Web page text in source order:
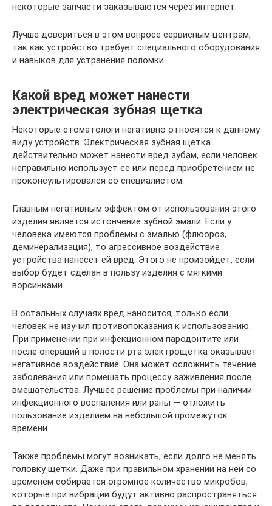
некоторые запчасти заказываются через интернет.
Лучше довериться в этом вопросе сервисным центрам,
так как устройство требует специального оборудования
и навыков для устранения поломки.
Какой вред может нанести
электрическая зубная щетка
Некоторые стоматологи негативно относятся к данному
виду устройств. Электрическая зубная щетка
действительно может нанести вред зубам, если человек
неправильно использует ее или перед приобретением не
проконсультировался со специалистом.
Главным негативным эффектом от использования этого
изделия является истончение зубной эмали. Если у
человека имеются проблемы с эмалью (флюороз,
деминерализация), то агрессивное воздействие
устройства нанесет ей вред. Этого не произойдет, если
выбор будет сделан в пользу изделия с мягкими
ворсинками.
В остальных случаях вред наносится, только если
человек не изучил противопоказания к использованию.
При применении при инфекционном пародонтите или
после операций в полости рта электрощетка оказывает
негативное воздействие. Она может осложнить течение
заболевания или помешать процессу заживления после
вмешательства. Лучшее решение проблемы при наличии
инфекционного воспаления или раны — отложить
пользование изделием на небольшой промежуток
времени.
Также проблемы могут возникать, если долго не менять
головку щетки. Даже при правильном хранении на ней со
временем собирается огромное количество микробов,
которые при вибрации будут активно распространяться